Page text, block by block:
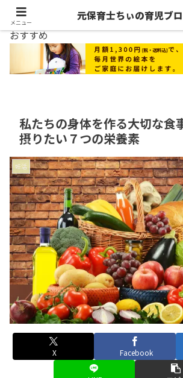
おすすめ
私たちの身体を作る大切な
摂りたい７つの栄養素
妊活
X Facebook
メニュー
元保育士ちぃの育児ブ